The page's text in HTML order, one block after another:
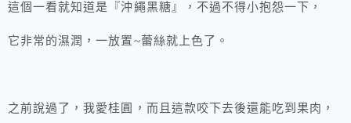
這個一看就知道是『沖繩黑糖』，不過不得小抱怨一下，
它非常的濕潤，一放置~蕾絲就上色了。
之前說過了，我愛桂圓，而且這款咬下去後還能吃到果肉，